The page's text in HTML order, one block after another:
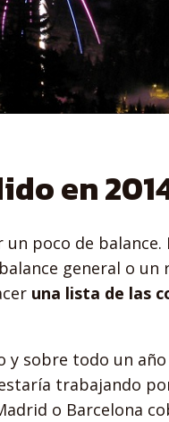
en
un poco de
general o
una lista de las
y sobre todo un
trabajando
o Barcelona